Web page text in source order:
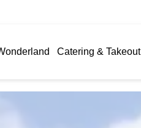
Catering & Takeout